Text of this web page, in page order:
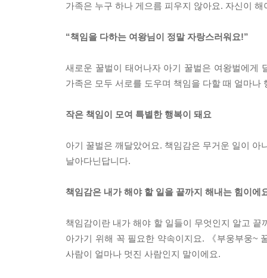
가족은 누구 하나 게으름 피우지 않아요. 자신이
“책임을 다하는 여왕님이 정말 자랑스러워요!”
새로운 꿀벌이 태어나자 아기 꿀벌은 여왕벌에게
가족은 모두 서로를 도우며 책임을 다할 때 얼마나
작은 책임이 모여 특별한 행복이 돼요
아기 꿀벌은 깨달았어요. 책임감은 무거운 일이
날아다닌답니다.
책임감은 내가 해야 할 일을 끝까지 해내는 힘이에
책임감이란 내가 해야 할 일들이 무엇인지 알고
아가기 위해 꼭 필요한 약속이지요. 《부웅부웅~
사람이 얼마나 멋진 사람인지 말이에요.